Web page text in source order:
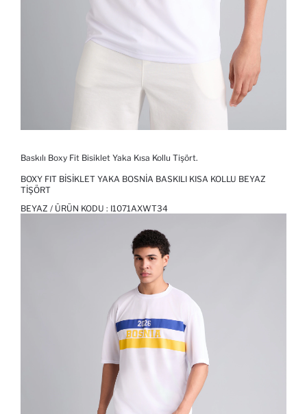
Baskılı Boxy Fit Bisiklet Yaka Kısa Kollu Tişört.
BOXY FIT BISIKLET YAKA BOSNIA BASKILI KISA KOLLU BEYAZ
TIŞÖRT
BEYAZ / ÜRÜN KODU : I1071AXWT34